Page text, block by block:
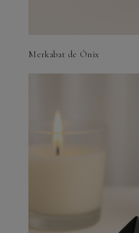
Merkabat de Ónix